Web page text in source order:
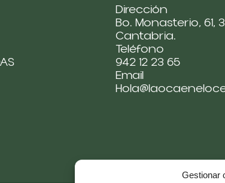
Gestionar
Dirección
Bo. Monasterio, 61,
Cantabria.
Teléfono
942 12 23 65
Email